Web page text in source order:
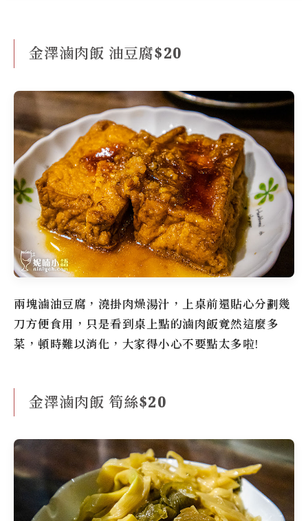
金澤滷肉飯 油豆腐$20
兩塊滷油豆腐，澆掛肉燥湯汁，上桌前還貼心分劃幾
刀方便食用，只是看到桌上點的滷肉飯竟然這麼多
菜，頓時難以消化，大家得小心不要點太多啦!
金澤滷肉飯 筍絲$20